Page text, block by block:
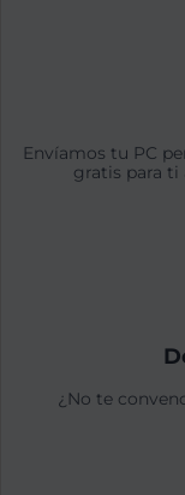
Envíamos tu PC
gratis para ti
¿No te